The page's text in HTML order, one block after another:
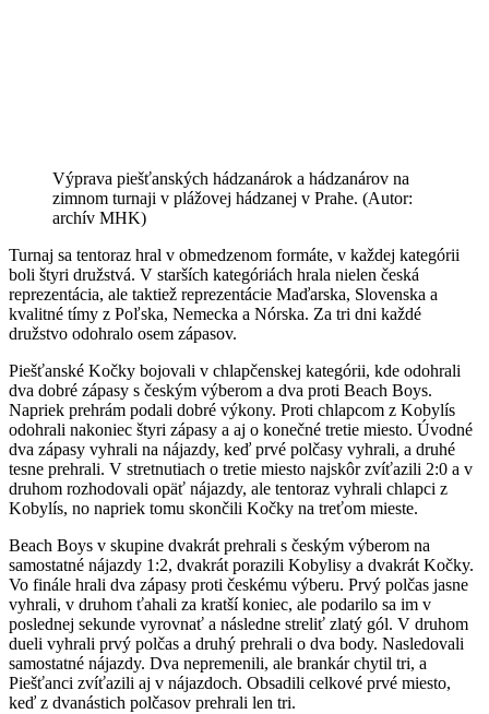
Výprava piešťanských hádzanárok a hádzanárov na
zimnom turnaji v plážovej hádzanej v Prahe. (Autor:
archív MHK)
Turnaj sa tentoraz hral v obmedzenom formáte, v každej kategórii
boli štyri družstvá. V starších kategóriách hrala nielen česká
reprezentácia, ale taktiež reprezentácie Maďarska, Slovenska a
kvalitné tímy z Poľska, Nemecka a Nórska. Za tri dni každé
družstvo odohralo osem zápasov.
Piešťanské Kočky bojovali v chlapčenskej kategórii, kde odohrali
dva dobré zápasy s českým výberom a dva proti Beach Boys.
Napriek prehrám podali dobré výkony. Proti chlapcom z Kobylís
odohrali nakoniec štyri zápasy a aj o konečné tretie miesto. Úvodné
dva zápasy vyhrali na nájazdy, keď prvé polčasy vyhrali, a druhé
tesne prehrali. V stretnutiach o tretie miesto najskôr zvíťazili 2:0 a v
druhom rozhodovali opäť nájazdy, ale tentoraz vyhrali chlapci z
Kobylís, no napriek tomu skončili Kočky na treťom mieste.
Beach Boys v skupine dvakrát prehrali s českým výberom na
samostatné nájazdy 1:2, dvakrát porazili Kobylisy a dvakrát Kočky.
Vo finále hrali dva zápasy proti českému výberu. Prvý polčas jasne
vyhrali, v druhom ťahali za kratší koniec, ale podarilo sa im v
poslednej sekunde vyrovnať a následne streliť zlatý gól. V druhom
dueli vyhrali prvý polčas a druhý prehrali o dva body. Nasledovali
samostatné nájazdy. Dva nepremenili, ale brankár chytil tri, a
Piešťanci zvíťazili aj v nájazdoch. Obsadili celkové prvé miesto,
keď z dvanástich polčasov prehrali len tri.